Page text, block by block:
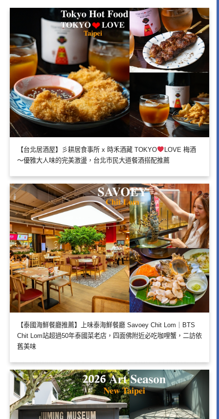
【台北居酒屋】彡耕居食事所 x 時禾酒藏 TOKYO
LOVE 梅酒
～優雅大人味的完美激盪，台北市民大道餐酒搭配推薦
【泰國海鮮餐廳推薦】上味泰海鮮餐廳 Savoey Chit Lom｜BTS
Chit Lom站超過50年泰國菜老店，四面佛附近必吃咖哩蟹，二訪依
舊美味